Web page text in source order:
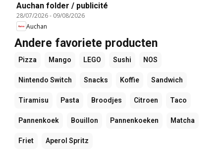
Auchan folder / publicité
28/07/2026- 09/08/2026
Auchan
Andere favoriete producten
Pizza Mango LEGO Sushi NOS
Nintendo Switch Snacks Koffie Sandwich
Tiramisu Pasta Broodjes Citroen Taco
Pannenkoek Bouillon Pannenkoeken Matcha
Friet Aperol Spritz